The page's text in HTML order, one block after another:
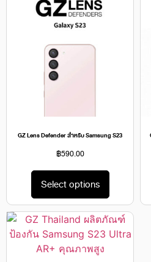
GZ Lens Defender สำหรับ Samsung S23
฿590.00
Select options